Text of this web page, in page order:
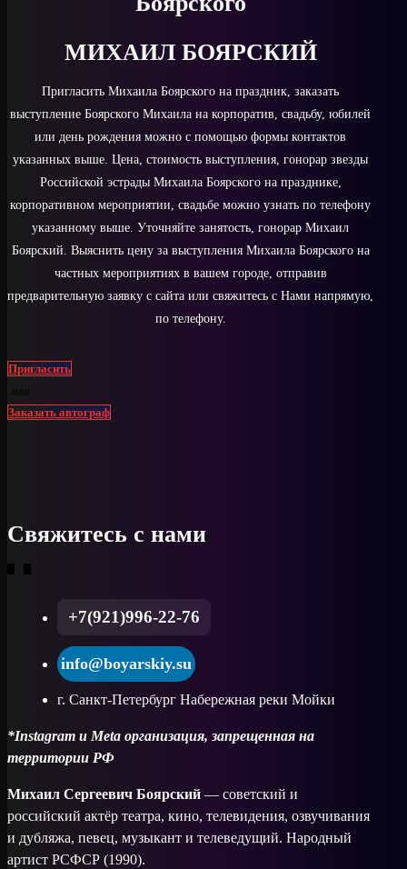
МИХАИЛ БОЯРСКИЙ
Пригласить Михаила Боярского на праздник, заказать
выступление Боярского Михаила на корпоратив, свадьбу, юбилей
или день рождения можно с помощью формы контактов
указанных выше. Цена, стоимость выступления, гонорар звезды
Российской эстрады Михаила Боярского на празднике,
корпоративном мероприятии, свадьбе можно узнать по телефону
указанному выше. Уточняйте занятость, гонорар Михаил
Боярский. Выяснить цену за выступления Михаила Боярского на
частных мероприятиях в вашем городе, отправив
предварительную заявку с сайта или свяжитесь с Нами напрямую,
по телефону.
Пригласить
или
Заказать автограф
Свяжитесь с нами
+7(921)996-22-76
info@boyarskiy.su
г. Санкт-Петербург Набережная реки Мойки
*Instagram и Meta организация, запрещенная на
территории РФ
Михаил Сергеевич Боярский — советский и
российский актёр театра, кино, телевидения, озвучивания
и дубляжа, певец, музыкант и телеведущий. Народный
артист РСФСР (1990).